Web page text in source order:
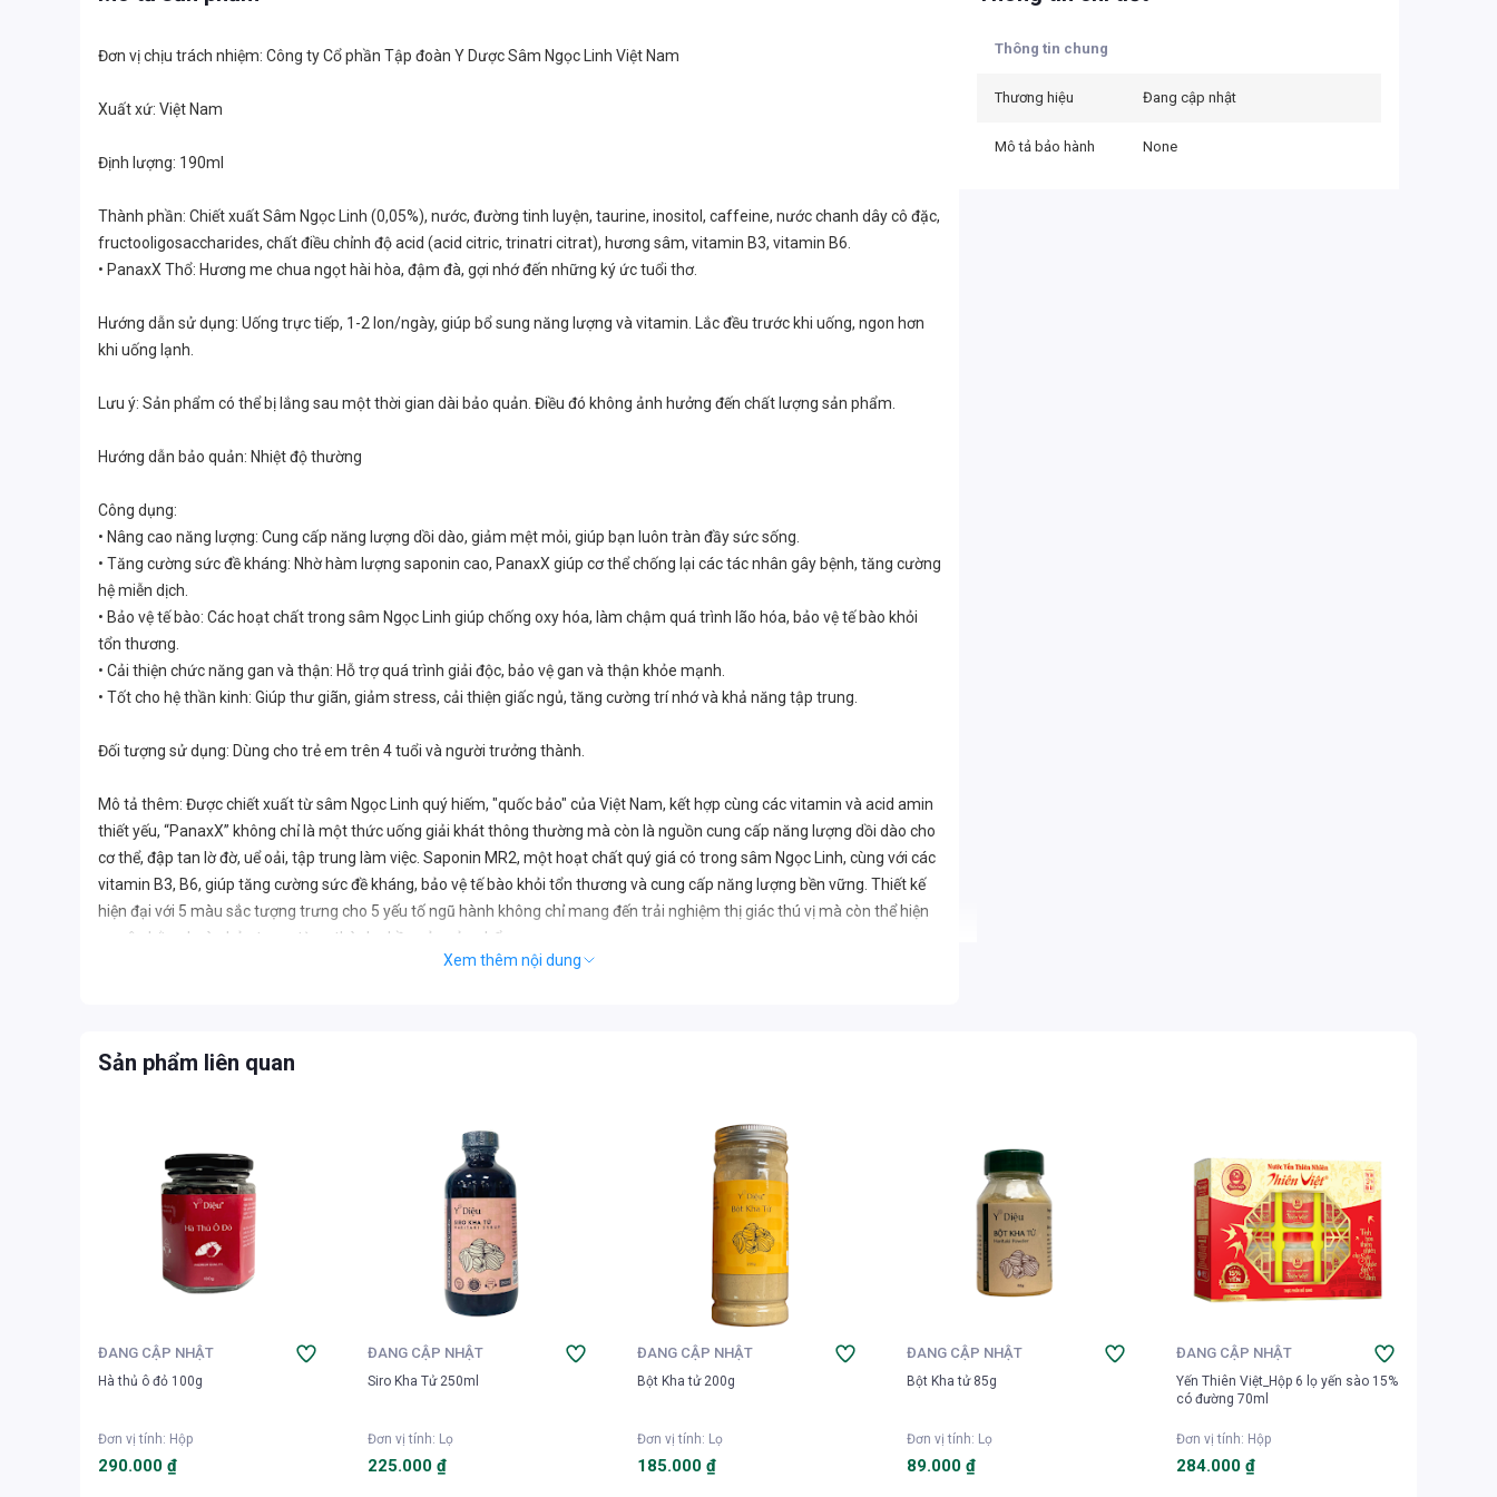
Đơn vị chịu trách nhiệm: Công ty Cổ phần Tập đoàn Y Dược Sâm Ngọc Linh Việt Nam
Xuất xứ: Việt Nam
Định lượng: 190ml
Thành phần: Chiết xuất Sâm Ngọc Linh (0,05%), nước, đường tinh luyện, taurine, inositol, caffeine, nước chanh dây cô đặc,
fructooligosaccharides, chất điều chỉnh độ acid (acid citric, trinatri citrat), hương sâm, vitamin B3, vitamin B6.
• PanaxX Thổ: Hương me chua ngọt hài hòa, đậm đà, gợi nhớ đến những ký ức tuổi thơ.
Hướng dẫn sử dụng: Uống trực tiếp, 1-2 lon/ngày, giúp bổ sung năng lượng và vitamin. Lắc đều trước khi uống, ngon hơn
khi uống lạnh.
Lưu ý: Sản phẩm có thể bị lắng sau một thời gian dài bảo quản. Điều đó không ảnh hưởng đến chất lượng sản phẩm.
Hướng dẫn bảo quản: Nhiệt độ thường
Công dụng:
• Nâng cao năng lượng: Cung cấp năng lượng dồi dào, giảm mệt mỏi, giúp bạn luôn tràn đầy sức sống.
• Tăng cường sức đề kháng: Nhờ hàm lượng saponin cao, PanaxX giúp cơ thể chống lại các tác nhân gây bệnh, tăng cường
hệ miễn dịch.
• Bảo vệ tế bào: Các hoạt chất trong sâm Ngọc Linh giúp chống oxy hóa, làm chậm quá trình lão hóa, bảo vệ tế bào khỏi
tổn thương.
• Cải thiện chức năng gan và thận: Hỗ trợ quá trình giải độc, bảo vệ gan và thận khỏe mạnh.
• Tốt cho hệ thần kinh: Giúp thư giãn, giảm stress, cải thiện giấc ngủ, tăng cường trí nhớ và khả năng tập trung.
Đối tượng sử dụng: Dùng cho trẻ em trên 4 tuổi và người trưởng thành.
Mô tả thêm: Được chiết xuất từ sâm Ngọc Linh quý hiếm, "quốc bảo" của Việt Nam, kết hợp cùng các vitamin và acid amin
thiết yếu, “PanaxX” không chỉ là một thức uống giải khát thông thường mà còn là nguồn cung cấp năng lượng dồi dào cho
cơ thể, đập tan lờ đờ, uể oải, tập trung làm việc. Saponin MR2, một hoạt chất quý giá có trong sâm Ngọc Linh, cùng với các
vitamin B3, B6, giúp tăng cường sức đề kháng, bảo vệ tế bào khỏi tổn thương và cung cấp năng lượng bền vững. Thiết kế
hiện đại với 5 màu sắc tượng trưng cho 5 yếu tố ngũ hành không chỉ mang đến trải nghiệm thị giác thú vị mà còn thể hiện
sự cân bằng hoàn hảo trong từng thành phần của sản phẩm.
Xem thêm nội dung
Thông tin chung
Thương hiệu Đang cập nhật
Mô tả bảo hành None
Sản phẩm liên quan
ĐANG CẬP NHẬT
Hà thủ ô đỏ 100g
Đơn vị tính: Hộp
290.000 ₫
ĐANG CẬP NHẬT
Siro Kha Tử 250ml
Đơn vị tính: Lọ
225.000 ₫
ĐANG CẬP NHẬT
Bột Kha tử 200g
Đơn vị tính: Lọ
185.000 ₫
ĐANG CẬP NHẬT
Bột Kha tử 85g
Đơn vị tính: Lọ
89.000 ₫
ĐANG CẬP NHẬT
Yến Thiên Việt_Hộp 6 lọ yến sào 15%
có đường 70ml
Đơn vị tính: Hộp
284.000 ₫